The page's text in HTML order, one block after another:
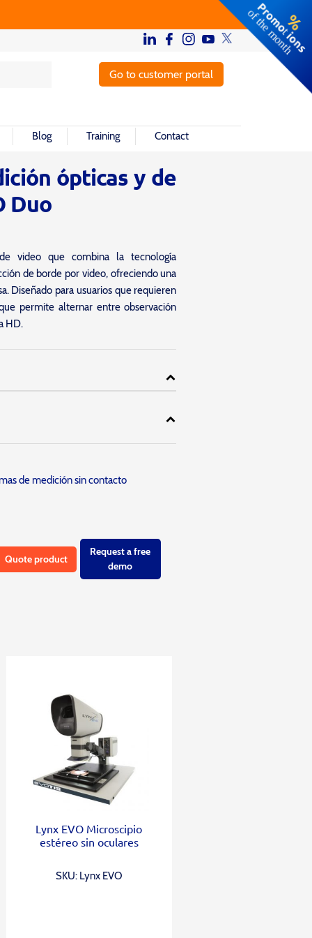
Go to customer portal
Blog Training Contact
ópticas y de
Duo
video que combina la tecnología
de borde por video, ofreciendo una
Diseñado para usuarios que requieren
permite alternar entre observación
HD.
de medición sin contacto
Quote product
Request a free
demo
Lynx EVO Microscipio
estéreo sin oculares
SKU: Lynx EVO